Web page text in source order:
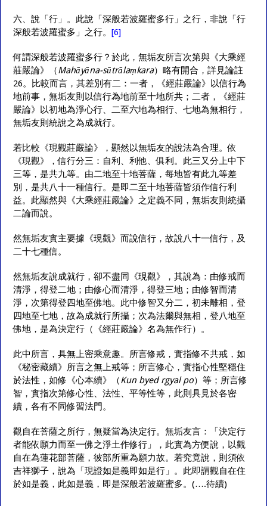
六、說「行」。此說「深般若波羅蜜多行」之行，非說「行
深般若波羅蜜多」之行。[6]
何謂深般若波羅蜜多行？於此，無垢友所言次第與《大乘經
莊嚴論》（Mahāyāna-sūtrālaṃkara）略有開合，詳見論註
26。比較而言，其差別有二：一者，《經莊嚴論》以信行為
地前事，無垢友則以信行為地前至十地所共；二者，《經莊
嚴論》以初地為淨心行、二至六地為相行、七地為無相行，
無垢友則統說之為成就行。
若比較《現觀莊嚴論》，顯然以無垢友的說法為合理。依
《現觀》，信行分三：自利、利他、俱利。此三又分上中下
三等，是共九等。由二地至十地菩薩，每地皆有此九等差
別，是共八十一種信行。是即二至十地菩薩皆須作信行利
益。此顯然與《大乘經莊嚴論》之定義不同，無垢友則統攝
二論而說。
然無垢友實主要據《現觀》而說信行，故說八十一信行，及
二十七種信。
然無垢友說成就行，卻不盡同《現觀》，其說為：由修戒而
清淨，得登二地；由修心而清淨，得登三地；由修智而清
淨，次第得登四地至佛地。此中修智又分二，初未離相，登
四地至七地，故為成就行所攝；次為法爾與無相，登八地至
佛地，是為決定行（《經莊嚴論》名為無作行）。
此中所言，具無上密乘意趣。所言修戒，實指修不共戒，如
《秘密藏續》所言之無上戒等；所言修心，實指心性堅穩住
於法性，如修《心本續》（Kun byed rgyal po）等；所言修
智，實指次第修心性、法性、平等性等，此則具見於各密
續，各有不同修習法門。
觀自在菩薩之所行，無疑當為決定行。無垢友言：「決定行
者能依願力而至一佛之淨土作修行」，此實為方便說，以觀
自在為蓮花部菩薩，彼部所重為願力故。若究竟說，則須依
吉祥獅子，說為「現證如是義即如是行」。此即謂觀自在住
於如是義，此如是義，即是深般若波羅蜜多。(….待續)